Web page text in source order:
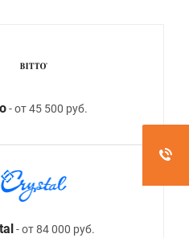
- от 45 500 руб.
- от 84 000 руб.